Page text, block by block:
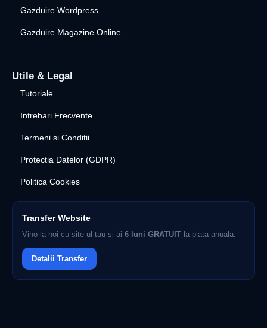
Gazduire Wordpress
Gazduire Magazine Online
Utile & Legal
Tutoriale
Intrebari Frecvente
Termeni si Conditii
Protectia Datelor (GDPR)
Politica Cookies
Transfer Website
Vino la noi cu site-ul tau si ai 6 luni GRATUIT la plata anuala.
Detalii Transfer